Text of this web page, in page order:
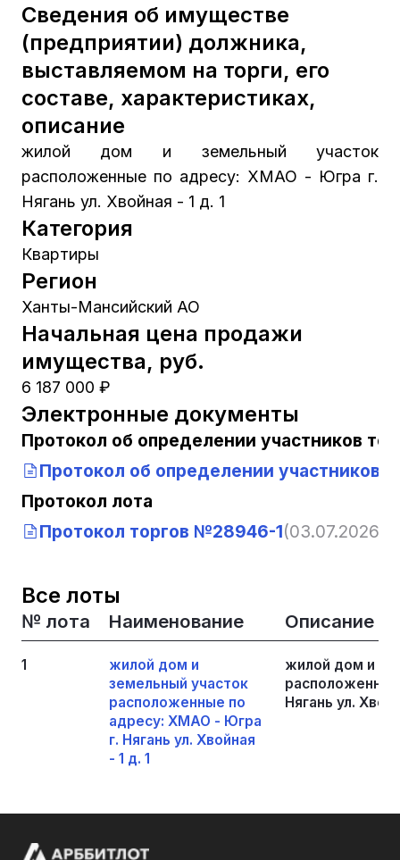
Сведения об имуществе
(предприятии) должника,
выставляемом на торги, его
составе, характеристиках,
описание
жилой дом и земельный участок
расположенные по адресу: ХМАО - Югра г.
Нягань ул. Хвойная - 1 д. 1
Категория
Квартиры
Регион
Ханты-Мансийский АО
Начальная цена продажи
имущества, руб.
6 187 000 ₽
Электронные документы
Протокол об определении участников
Протокол об определении участников
Протокол лота
Протокол торгов №28946-1(03.07.2026,
Все лоты
№ лота Наименование Описание
1
жилой дом и
земельный участок
расположенные по
адресу: ХМАО - Югра
г. Нягань ул. Хвойная
- 1 д. 1
жилой дом и
Нягань ул.